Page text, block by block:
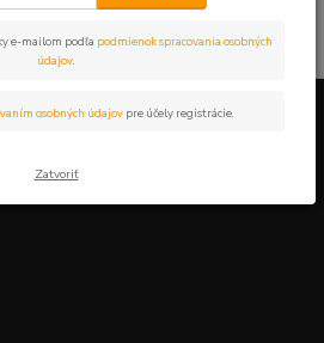
e-mailom podľa podmienok spracovania osobných
údajov.
osobných údajov pre účely registrácie.
Zatvoriť